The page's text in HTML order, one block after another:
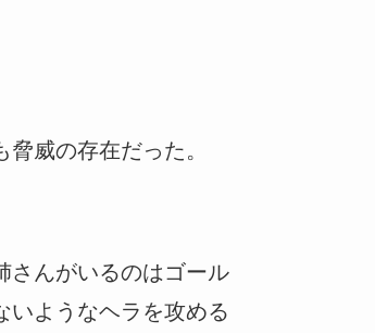
威の存在だった。
さんがいるのはゴール
いようなヘラを攻める